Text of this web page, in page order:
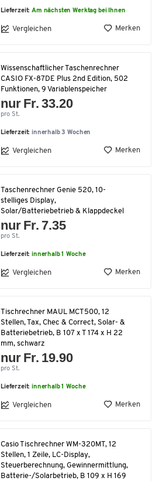
Lieferzeit:Am nächsten Werktag bei Ihnen
Vergleichen Merken
Wissenschaftlicher Taschenrechner
CASIO FX-87DE Plus 2nd Edition, 502
Funktionen, 9 Variablenspeicher
nur Fr. 33.20
pro St.
Lieferzeit: innerhalb 3 Wochen
Vergleichen Merken
Taschenrechner Genie 520, 10-
stelliges Display,
Solar/Batteriebetrieb & Klappdeckel
nur Fr. 7.35
pro St.
Lieferzeit:innerhalb 1 Woche
Vergleichen Merken
Tischrechner MAUL MCT500, 12
Stellen, Tax, Chec & Correct, Solar- &
Batteriebetrieb, B 107 x T 174 x H 22
mm, schwarz
nur Fr. 19.90
pro St.
Lieferzeit:innerhalb 1 Woche
Vergleichen Merken
Casio Tischrechner WM-320MT, 12
Stellen, 1 Zeile, LC-Display,
Steuerberechnung, Gewinnermittlung,
Batterie-/Solarbetrieb, B 109 x H 169